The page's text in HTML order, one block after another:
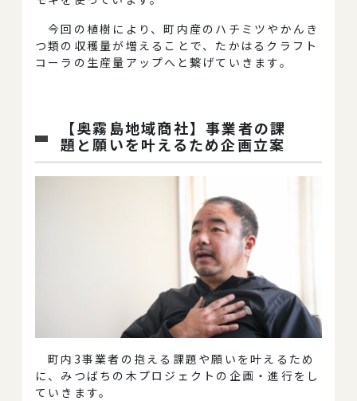
今回の植樹により、町内産のハチミツやかんき
つ類の収穫量が増えることで、たかはるクラフト
コーラの生産量アップへと繋げていきます。
【奥霧島地域商社】事業者の課
題と願いを叶えるため企画立案
町内3事業者の抱える課題や願いを叶えるため
に、みつばちの木プロジェクトの企画・進行をし
ていきます。